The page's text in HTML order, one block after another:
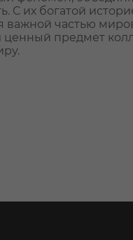
С их богатой
важной частью
ценный предмет